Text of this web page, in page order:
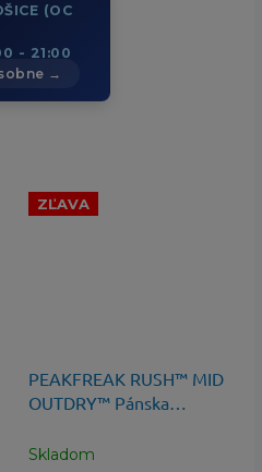
(OC
- 21:00
→
ZĽAVA
PEAKFREAK RUSH™ MID
OUTDRY™ Pánska
Skladom